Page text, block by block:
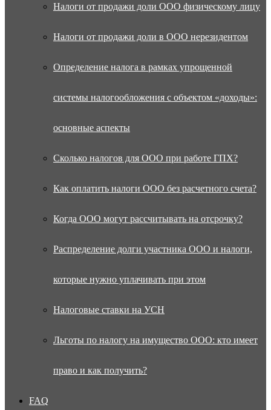
Налоги от продажи доли ООО физическому лицу
Налоги от продажи доли в ООО нерезидентом
Определение налога в рамках упрощенной
системы налогообложения с объектом «доходы»:
основные аспекты
Сколько налогов для ООО при работе ГПХ?
Как оплатить налоги ООО без расчетного счета?
Когда ООО могут рассчитывать на отсрочку?
Распределение долги участника ООО и налоги,
которые нужно уплачивать при этом
Налоговые ставки на УСН
Льготы по налогу на имущество ООО: кто имеет
право и как получить?
FAQ